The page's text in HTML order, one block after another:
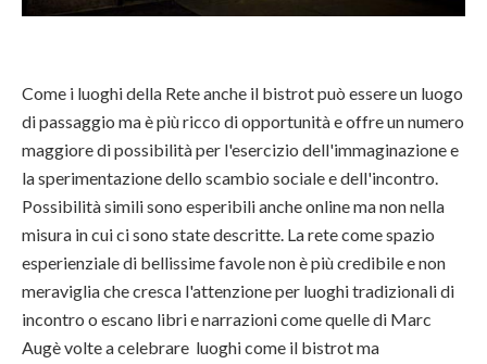
Come i luoghi della Rete anche il bistrot può essere un luogo
di passaggio ma è più ricco di opportunità e offre un numero
maggiore di possibilità per l'esercizio dell'immaginazione e
la sperimentazione dello scambio sociale e dell'incontro.
Possibilità simili sono esperibili anche online ma non nella
misura in cui ci sono state descritte. La rete come spazio
esperienziale di bellissime favole non è più credibile e non
meraviglia che cresca l'attenzione per luoghi tradizionali di
incontro o escano libri e narrazioni come quelle di Marc
Augè volte a celebrare luoghi come il bistrot ma